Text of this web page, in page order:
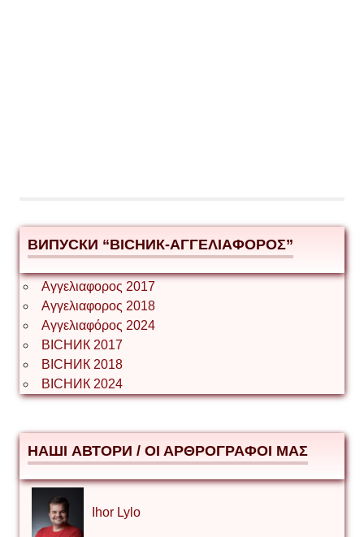
ВИПУСКИ “ВІСНИК-ΑΓΓΕΛΙΑΦΟΡΟΣ”
Αγγελιαφορος 2017
Αγγελιαφορος 2018
Αγγελιαφόρος 2024
ВІСНИК 2017
ВІСНИК 2018
ВІСНИК 2024
НАШІ АВТОРИ / ΟΙ ΑΡΘΡΟΓΡΑΦΟΙ ΜΑΣ
Ihor Lylo